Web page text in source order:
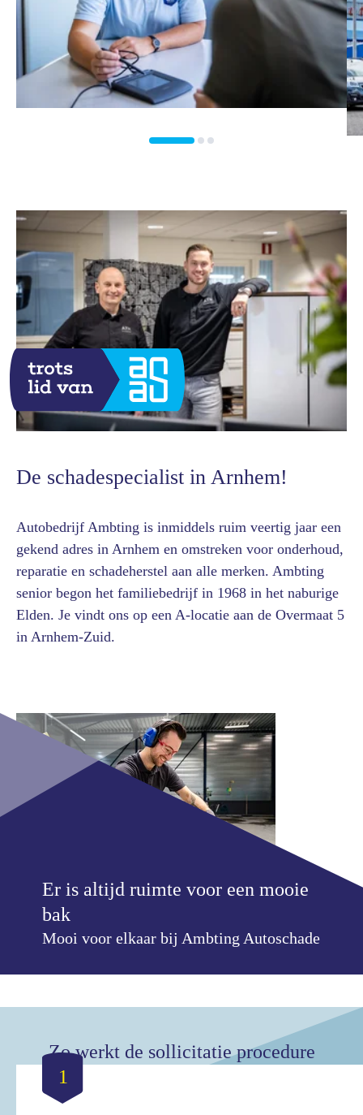
De schadespecialist in Arnhem!
Autobedrijf Ambting is inmiddels ruim veertig jaar een
gekend adres in Arnhem en omstreken voor onderhoud,
reparatie en schadeherstel aan alle merken. Ambting
senior begon het familiebedrijf in 1968 in het naburige
Elden. Je vindt ons op een A-locatie aan de Overmaat 5
in Arnhem-Zuid.
Er is altijd ruimte voor een mooie
bak
Mooi voor elkaar bij Ambting Autoschade
Zo werkt de sollicitatie procedure
1